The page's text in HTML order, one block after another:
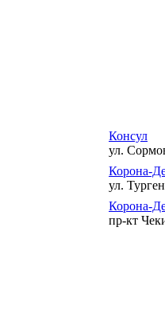
Консул
ул.
Корона-
ул.
Корона-
пр-кт